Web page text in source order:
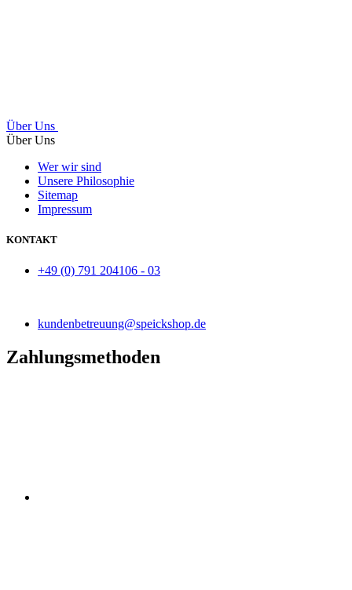
Über Uns
Über Uns
Wer wir sind
Unsere Philosophie
Sitemap
Impressum
KONTAKT
+49 (0) 791 204106 - 03
kundenbetreuung@speickshop.de
Zahlungsmethoden